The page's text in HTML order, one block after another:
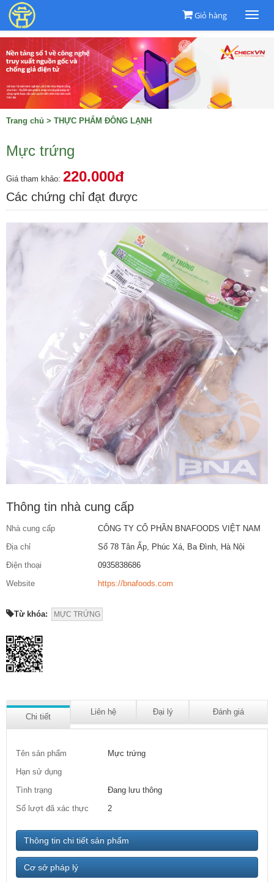
Giỏ hàng
Trang chủ > THỰC PHẨM ĐÔNG LẠNH
Mực trứng
Giá tham khảo: 220.000đ
Các chứng chỉ đạt được
Thông tin nhà cung cấp
Nhà cung cấp
CÔNG TY CỔ PHẦN BNAFOODS VIỆT NAM
Địa chỉ
Số 78 Tân Ấp, Phúc Xá, Ba Đình, Hà Nội
Điện thoại
0935838686
Website
https://bnafoods.com
Từ khóa: MỰC TRỨNG
Chi tiết
Liên hệ Đại lý Đánh giá
Tên sản phẩm
Mực trứng
Hạn sử dụng
Tình trạng
Đang lưu thông
Số lượt đã xác thực
2
Thông tin chi tiết sản phẩm
Cơ sở pháp lý